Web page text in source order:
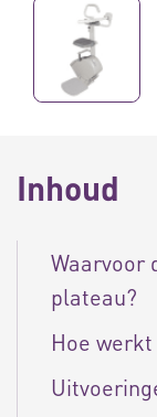
Inhoud
Waarvoor
plateau?
Hoe